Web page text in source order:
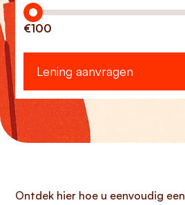
€100
Lening aanvragen
Ontdek hier hoe u eenvoudig een